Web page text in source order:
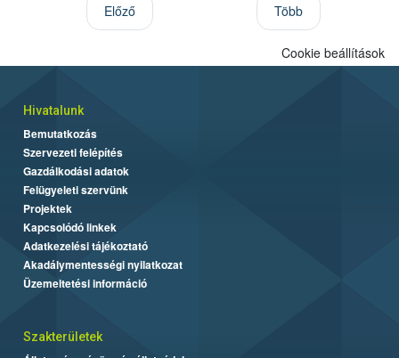
Előző Több
Cookie beállítások
Hivatalunk
Bemutatkozás
Szervezeti felépítés
Gazdálkodási adatok
Felügyeleti szervünk
Projektek
Kapcsolódó linkek
Adatkezelési tájékoztató
Akadálymentességi nyilatkozat
Üzemeltetési információ
Szakterületek